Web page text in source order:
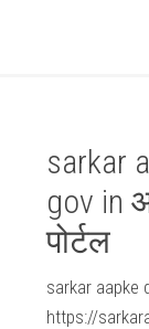
sarkar
gov in
पोर्टल
sarkar aapke
https://